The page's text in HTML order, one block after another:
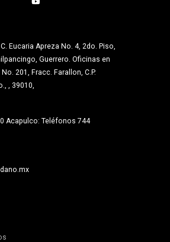
Eucaria Apreza No. 4, 2do. Piso,
Guerrero. Oficinas en
201, Fracc. Farallon, C.P.
, 39010,
Acapulco: Teléfonos 744